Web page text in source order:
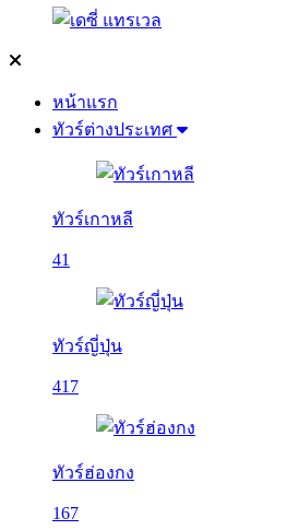
หน้าแรก
ทัวร์ต่างประเทศ
ทัวร์เกาหลี
41
ทัวร์ญี่ปุ่น
417
ทัวร์ฮ่องกง
167